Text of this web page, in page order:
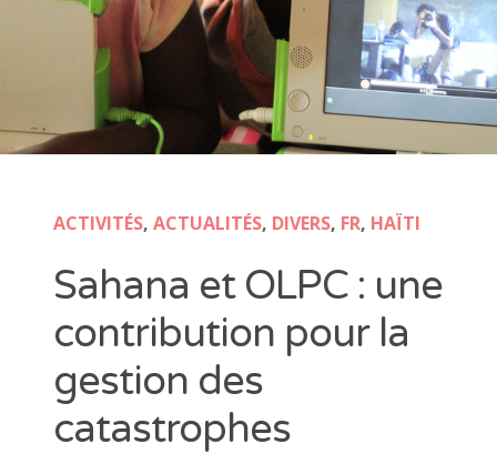
ACTIVITÉS, ACTUALITÉS, DIVERS, FR, HAÏTI
Sahana et OLPC : une
contribution pour la
gestion des
catastrophes